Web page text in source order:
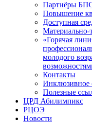
Партнёры
Повышение
Доступная
Материально-
«Горячая
молодого
Контакты
Инклюзивное
Полезные
ЦРД Абилимпикс
РЦОЭ
Новости